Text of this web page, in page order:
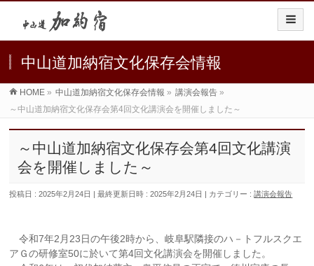
中山道加納宿文化保存会情報
HOME » 中山道加納宿文化保存会情報 » 講演会報告 »
～中山道加納宿文化保存会第4回文化講演会を開催しました～
～中山道加納宿文化保存会第4回文化講演
会を開催しました～
投稿日 : 2025年2月24日 最終更新日時 : 2025年2月24日 カテゴリー :講演会報告
令和7年2月23日の午後2時から、岐阜駅隣接のハ－トフルスクエ
アＧの研修室50に於いて第4回文化講演会を開催しました。